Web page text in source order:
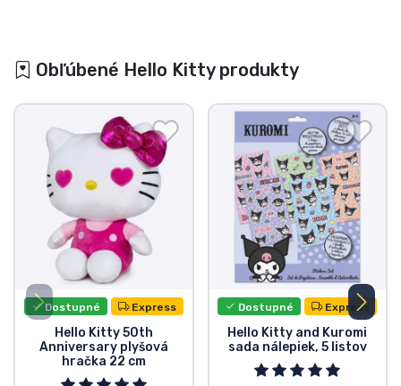
Obľúbené Hello Kitty produkty
Dostupné Express
Hello Kitty 50th
Anniversary plyšová
hračka 22 cm
Dostupné Express
Hello Kitty and Kuromi
sada nálepiek, 5 listov